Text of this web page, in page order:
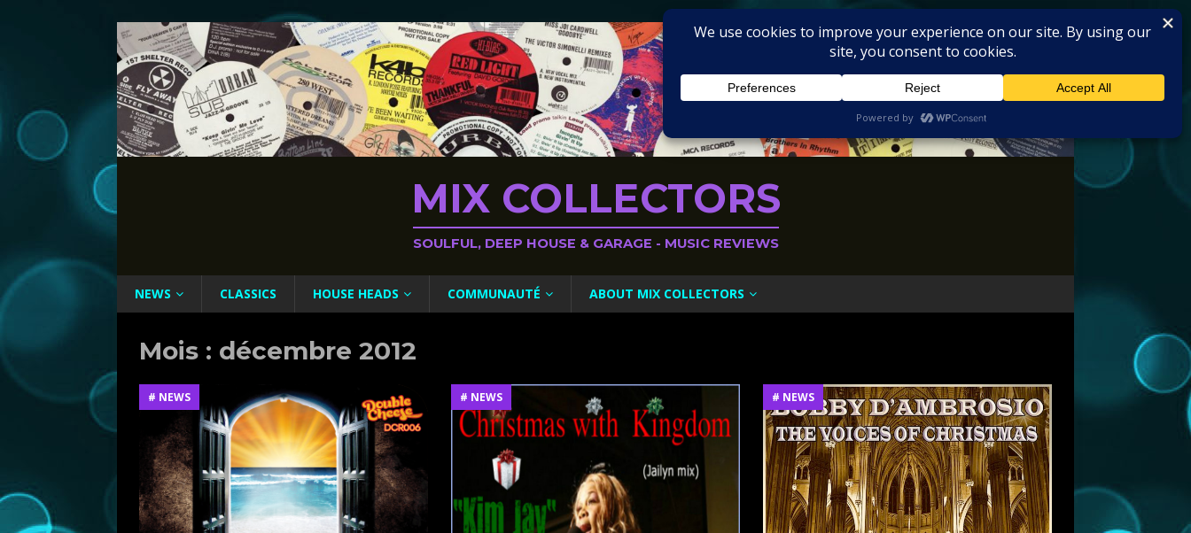
MIX COLLECTORS
SOULFUL, DEEP HOUSE & GARAGE - MUSIC REVIEWS
NEWS CLASSICS HOUSE HEADS COMMUNAUTÉ ABOUT MIX COLLECTORS
Mois : décembre 2012
# NEWS # NEWS # NEWS